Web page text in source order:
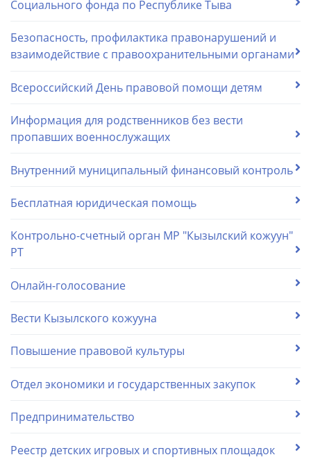
Социального фонда по Республике Тыва
Безопасность, профилактика правонарушений и
взаимодействие с правоохранительными органами
Всероссийский День правовой помощи детям
Информация для родственников без вести
пропавших военнослужащих
Внутренний муниципальный финансовый контроль
Бесплатная юридическая помощь
Контрольно-счетный орган МР "Кызылский кожуун"
РТ
Онлайн-голосование
Вести Кызылского кожууна
Повышение правовой культуры
Отдел экономики и государственных закупок
Предпринимательство
Реестр детских игровых и спортивных площадок